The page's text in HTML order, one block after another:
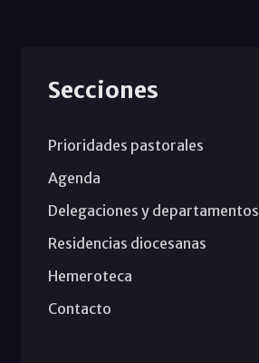
Secciones
Prioridades pastorales
Agenda
Delegaciones y departamentos
Residencias diocesanas
Hemeroteca
Contacto